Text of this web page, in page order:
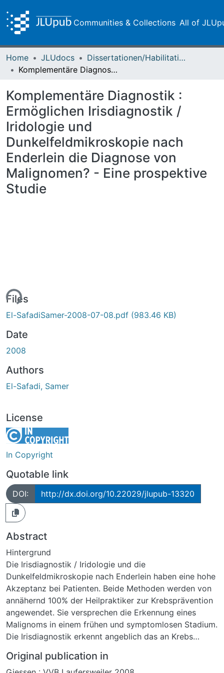
Communities & Collections All of
Home JLUdocs
Dissertationen/Habilitationen
Komplementäre Diagnostik : Ermöglichen Irisdiagnostik / Iridologie und Dunkelfeldmikroskopie nach Enderlein die Diagnose von Malignomen? - Eine prospektive Studie
Komplementäre Diagnostik :
Ermöglichen Irisdiagnostik /
Iridologie und
Dunkelfeldmikroskopie nach
Enderlein die Diagnose von
Malignomen? - Eine prospektive
Studie
Files
El-SafadiSamer-2008-07-08.pdf (983.46 KB)
Date
2008
Authors
El-Safadi, Samer
License
In Copyright
Quotable link
DOI: http://dx.doi.org/10.22029/jlupub-13320
Abstract
Hintergrund
Die Irisdiagnostik / Iridologie und die
Dunkelfeldmikroskopie nach Enderlein haben eine hohe
Akzeptanz bei Patienten. Beide Methoden werden von
annähernd 100% der Heilpraktiker zur Krebsprävention
angewendet. Sie versprechen die Erkennung eines
Malignoms in einem frühen und symptomlosen Stadium.
Die Irisdiagnostik erkennt angeblich das an Krebs
ermöglicht die Diagnose von akuten und
Original publication in